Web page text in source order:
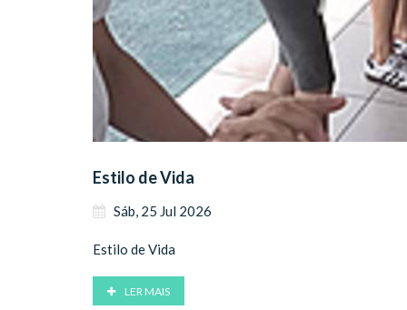
Estilo de Vida
Sáb, 25 Jul 2026
Estilo de Vida
LER MAIS